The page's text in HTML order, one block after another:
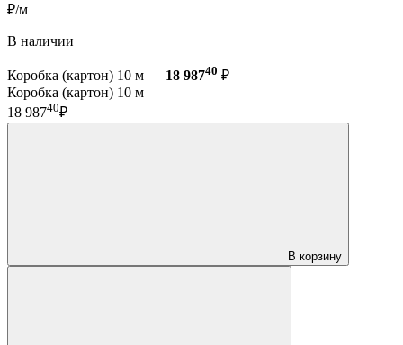
₽/м
В наличии
Коробка (картон) 10 м — 18 98740 ₽
Коробка (картон) 10 м
18 98740₽
В корзину